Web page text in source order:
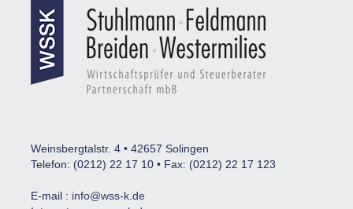
Weinsbergtalstr. 4 • 42657 Solingen
Telefon: (0212) 22 17 10 • Fax: (0212) 22 17 123
E-mail : info@wss-k.de